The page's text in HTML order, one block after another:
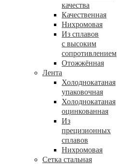
качества
Качественная
Нихромовая
Из сплавов
с высоким
сопротивлением
Отожжённая
Лента
Холоднокатаная
упаковочная
Холоднокатаная
оцинкованная
Из
прецизионных
сплавов
Нихромовая
Сетка стальная